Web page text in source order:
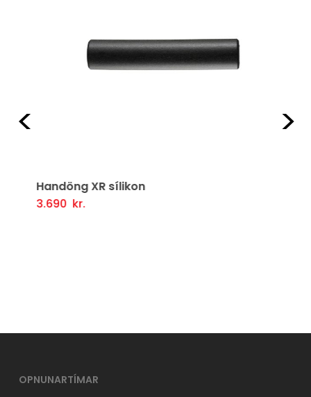
Handöng XR sílikon
3.690 kr.
Valmöguleikarar
OPNUNARTÍMAR